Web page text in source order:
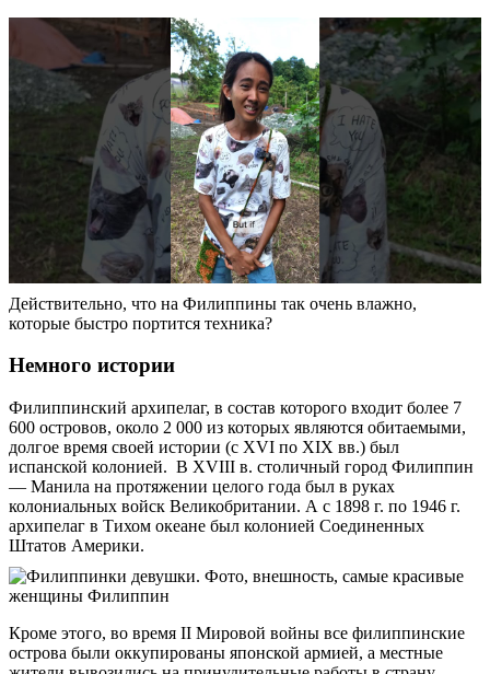
Действительно, что на Филиппины так очень влажно,
которые быстро портится техника?
Немного истории
Филиппинский архипелаг, в состав которого входит более 7
600 островов, около 2 000 из которых являются обитаемыми,
долгое время своей истории (с XVI по XIX вв.) был
испанской колонией. В XVIII в. столичный город Филиппин
— Манила на протяжении целого года был в руках
колониальных войск Великобритании. А с 1898 г. по 1946 г.
архипелаг в Тихом океане был колонией Соединенных
Штатов Америки.
Кроме этого, во время II Мировой войны все филиппинские
острова были оккупированы японской армией, а местные